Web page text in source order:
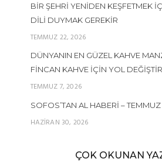
BIR ŞEHRI YENIDEN KEŞFETMEK
DILI DUYMAK GEREKIR
TEMMUZ 22, 2026
DÜNYANIN EN GÜZEL KAHVE
FINCAN KAHVE İÇIN YOL
TEMMUZ 7, 2026
SOFOS’TAN AL HABERI – TEMMUZ
HAZIRAN 30, 2026
ÇOK OKUNAN